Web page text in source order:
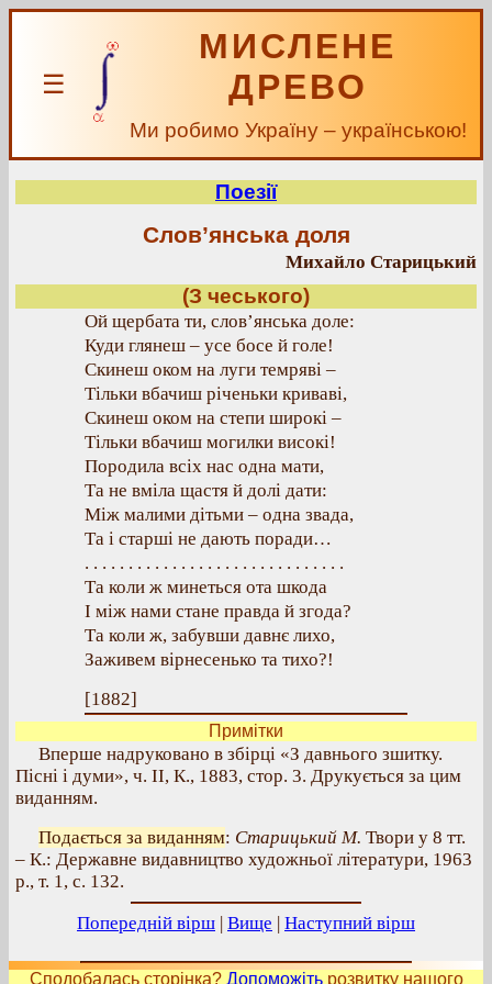
☰
МИСЛЕНЕ
ДРЕВО
Ми робимо Україну – українською!
Поезії
Слов’янська доля
Михайло Старицький
(З чеського)
Ой щербата ти, слов’янська доле:
Куди глянеш – усе босе й голе!
Скинеш оком на луги темряві –
Тільки вбачиш річеньки криваві,
Скинеш оком на степи широкі –
Тільки вбачиш могилки високі!
Породила всіх нас одна мати,
Та не вміла щастя й долі дати:
Між малими дітьми – одна звада,
Та і старші не дають поради…
. . . . . . . . . . . . . . . . . . . . . . . . . . . . . .
Та коли ж минеться ота шкода
І між нами стане правда й згода?
Та коли ж, забувши давнє лихо,
Заживем вірнесенько та тихо?!
[1882]
Примітки
Вперше надруковано в збірці «З давнього зшитку.
Пісні і думи», ч. II, К., 1883, стор. 3. Друкується за цим
виданням.
Подається за виданням: Старицький М. Твори у 8 тт.
– К.: Державне видавництво художньої літератури, 1963
р., т. 1, с. 132.
Попередній вірш | Вище | Наступний вірш
Сподобалась сторінка? Допоможітьрозвитку нашого